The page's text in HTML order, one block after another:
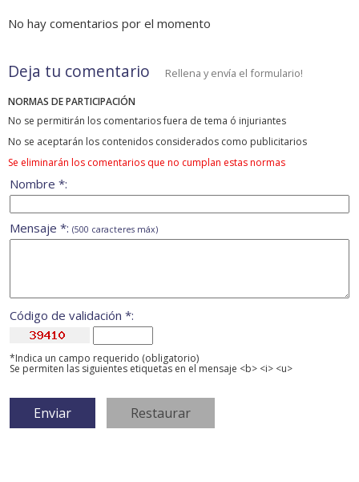
No hay comentarios por el momento
Deja tu comentario Rellena y envía el formulario!
NORMAS DE PARTICIPACIÓN
No se permitirán los comentarios fuera de tema ó injuriantes
No se aceptarán los contenidos considerados como publicitarios
Se eliminarán los comentarios que no cumplan estas normas
Nombre *:
Mensaje *: (500 caracteres máx)
Código de validación *:
*Indica un campo requerido (obligatorio)
Se permiten las siguientes etiquetas en el mensaje <b> <i> <u>